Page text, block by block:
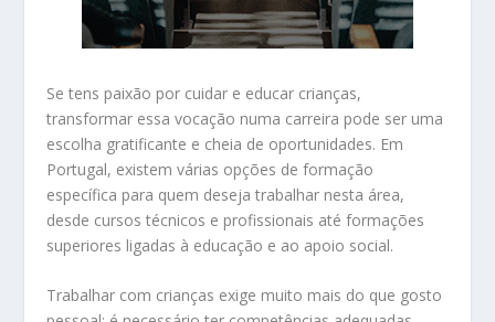
Se tens paixão por cuidar e educar crianças,
transformar essa vocação numa carreira pode ser uma
escolha gratificante e cheia de oportunidades. Em
Portugal, existem várias opções de formação
específica para quem deseja trabalhar nesta área,
desde cursos técnicos e profissionais até formações
superiores ligadas à educação e ao apoio social.
Trabalhar com crianças exige muito mais do que gosto